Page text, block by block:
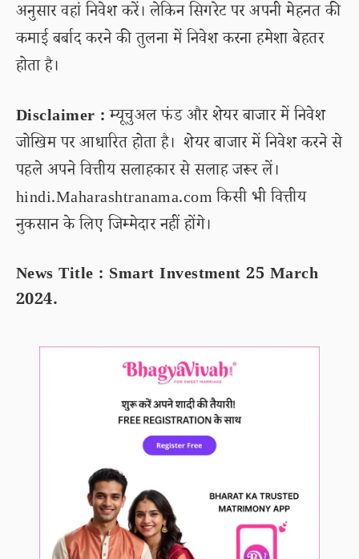
अनुसार वहां निवेश करें। लेकिन सिगरेट पर अपनी मेहनत की
कमाई बर्बाद करने की तुलना में निवेश करना हमेशा बेहतर
होता है।
Disclaimer :म्यूचुअल फंड और शेयर बाजार में निवेश
जोखिम पर आधारित होता है। शेयर बाजार में निवेश करने से
पहले अपने वित्तीय सलाहकार से सलाह जरूर लें।
hindi.Maharashtranama.com किसी भी वित्तीय
नुकसान के लिए जिम्मेदार नहीं होंगे।
News Title : Smart Investment 25 March
2024.